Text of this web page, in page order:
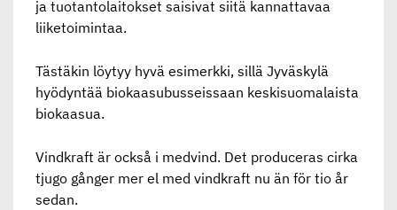
ja tuotantolaitokset saisivat siitä kannattavaa
liiketoimintaa.
Tästäkin löytyy hyvä esimerkki, sillä Jyväskylä
hyödyntää biokaasubusseissaan keskisuomalaista
biokaasua.
Vindkraft är också i medvind. Det produceras cirka
tjugo gånger mer el med vindkraft nu än för tio år
sedan.